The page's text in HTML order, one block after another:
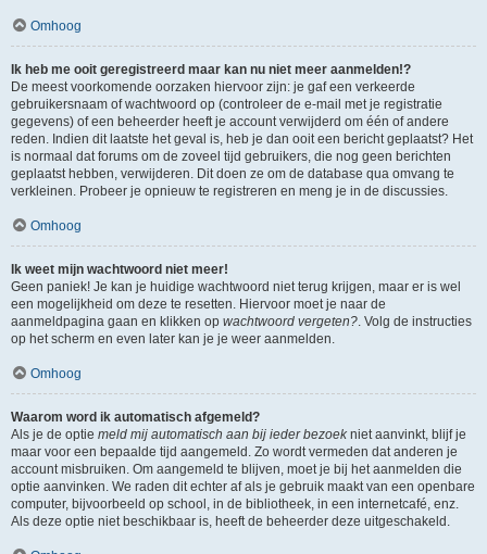
Omhoog
Ik heb me ooit geregistreerd maar kan nu niet meer aanmelden!?
De meest voorkomende oorzaken hiervoor zijn: je gaf een verkeerde
gebruikersnaam of wachtwoord op (controleer de e-mail met je registratie
gegevens) of een beheerder heeft je account verwijderd om één of andere
reden. Indien dit laatste het geval is, heb je dan ooit een bericht geplaatst? Het
is normaal dat forums om de zoveel tijd gebruikers, die nog geen berichten
geplaatst hebben, verwijderen. Dit doen ze om de database qua omvang te
verkleinen. Probeer je opnieuw te registreren en meng je in de discussies.
Omhoog
Ik weet mijn wachtwoord niet meer!
Geen paniek! Je kan je huidige wachtwoord niet terug krijgen, maar er is wel
een mogelijkheid om deze te resetten. Hiervoor moet je naar de
aanmeldpagina gaan en klikken op wachtwoord vergeten?. Volg de instructies
op het scherm en even later kan je je weer aanmelden.
Omhoog
Waarom word ik automatisch afgemeld?
Als je de optie meld mij automatisch aan bij ieder bezoekniet aanvinkt, blijf je
maar voor een bepaalde tijd aangemeld. Zo wordt vermeden dat anderen je
account misbruiken. Om aangemeld te blijven, moet je bij het aanmelden die
optie aanvinken. We raden dit echter af als je gebruik maakt van een openbare
computer, bijvoorbeeld op school, in de bibliotheek, in een internetcafé, enz.
Als deze optie niet beschikbaar is, heeft de beheerder deze uitgeschakeld.